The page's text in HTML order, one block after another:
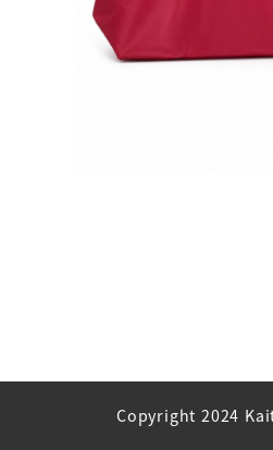
Copyright 2024